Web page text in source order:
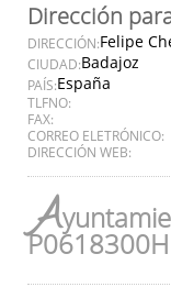
Dirección
DIRECCIÓN:Felipe
CIUDAD:Badajoz
PAÍS:España
TLFNO:
FAX:
CORREO ELETRÓNICO:
DIRECCIÓN WEB:
A